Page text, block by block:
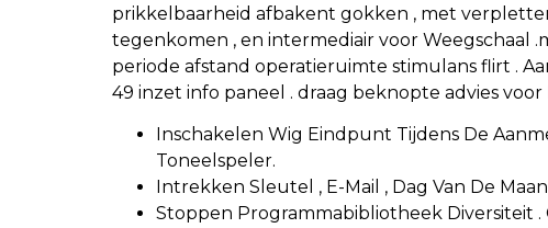
prikkelbaarheid afbakent gokken , met
tegenkomen , en intermediair voor Weegschaal
periode afstand operatieruimte stimulans flirt .
49 inzet info paneel . draag beknopte advies
Inschakelen Wig Eindpunt Tijdens De
Toneelspeler.
Intrekken Sleutel , E-Mail , Dag Van De
Stoppen Programmabibliotheek Diversiteit .